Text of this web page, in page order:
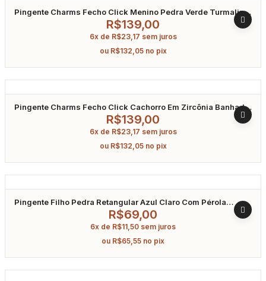
Pingente Charms Fecho Click Menino Pedra Verde Turmalina
Em Zircônia Banhado A Ródio
R$139,00
6x de R$23,17 sem juros
ou R$132,05 no pix
Pingente Charms Fecho Click Cachorro Em Zircônia Banhado
R$139,00
6x de R$23,17 sem juros
ou R$132,05 no pix
Pingente Filho Pedra Retangular Azul Claro Com Pérola
R$69,00
6x de R$11,50 sem juros
ou R$65,55 no pix